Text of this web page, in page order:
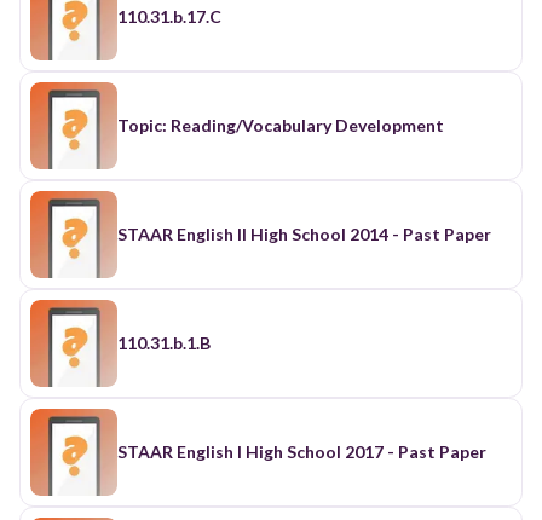
110.31.b.17.C
Topic: Reading/Vocabulary Development
STAAR English II High School 2014 - Past Paper
110.31.b.1.B
STAAR English I High School 2017 - Past Paper